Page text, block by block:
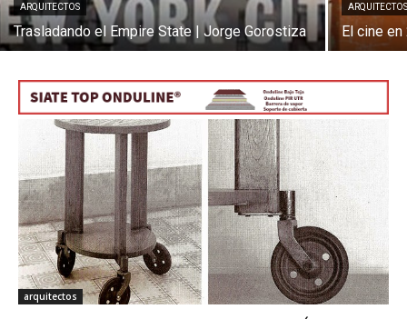
ARQUITECTOS
Trasladando el Empire State | Jorge Gorostiza El cine
arquitectos